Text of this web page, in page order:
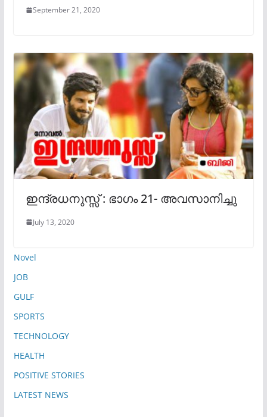
September 21, 2020
ഇന്ദ്രധനുസ്സ് : ഭാഗം 21- അവസാനിച്ചു
July 13, 2020
Novel
JOB
GULF
SPORTS
TECHNOLOGY
HEALTH
POSITIVE STORIES
LATEST NEWS